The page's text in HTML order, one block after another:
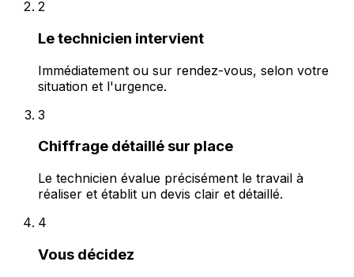
2
Le technicien intervient
Immédiatement ou sur rendez-vous, selon votre
situation et l'urgence.
3
Chiffrage détaillé sur place
Le technicien évalue précisément le travail à
réaliser et établit un devis clair et détaillé.
4
Vous décidez